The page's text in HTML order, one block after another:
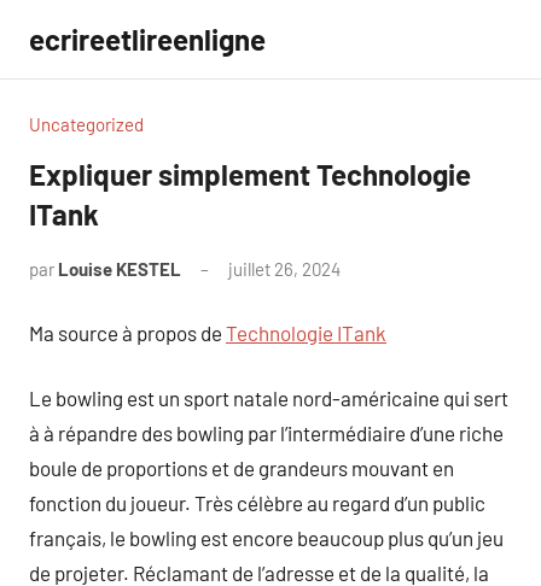
contenu
ecrireetlireenligne
Uncategorized
Expliquer simplement Technologie
ITank
par Louise KESTEL juillet 26, 2024
Ma source à propos de Technologie ITank
Le bowling est un sport natale nord-américaine qui sert
à à répandre des bowling par l’intermédiaire d’une riche
boule de proportions et de grandeurs mouvant en
fonction du joueur. Très célèbre au regard d’un public
français, le bowling est encore beaucoup plus qu’un jeu
de projeter. Réclamant de l’adresse et de la qualité, la